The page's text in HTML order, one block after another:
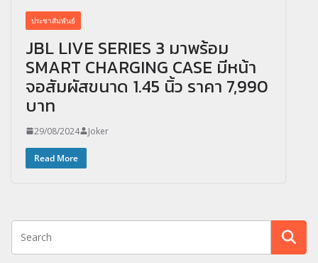
ประชาสัมพันธ์
JBL LIVE SERIES 3 มาพร้อม
SMART CHARGING CASE มีหน้า
จอสัมผัสขนาด 1.45 นิ้ว ราคา 7,990
บาท
29/08/2024 Joker
Read More